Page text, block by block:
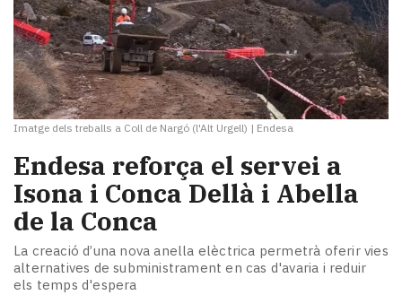
Imatge dels treballs a Coll de Nargó (l'Alt Urgell) | Endesa
​Endesa reforça el servei a
Isona i Conca Dellà i Abella
de la Conca
La creació d’una nova anella elèctrica permetrà oferir vies
alternatives de subministrament en cas d'avaria i reduir
els temps d'espera